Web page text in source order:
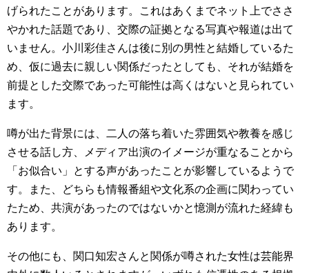
げられたことがあります。これはあくまでネット上でささ
やかれた話題であり、交際の証拠となる写真や報道は出て
いません。小川彩佳さんは後に別の男性と結婚しているた
め、仮に過去に親しい関係だったとしても、それが結婚を
前提とした交際であった可能性は高くはないと見られてい
ます。
噂が出た背景には、二人の落ち着いた雰囲気や教養を感じ
させる話し方、メディア出演のイメージが重なることから
「お似合い」とする声があったことが影響しているようで
す。また、どちらも情報番組や文化系の企画に関わってい
たため、共演があったのではないかと憶測が流れた経緯も
あります。
その他にも、関口知宏さんと関係が噂された女性は芸能界